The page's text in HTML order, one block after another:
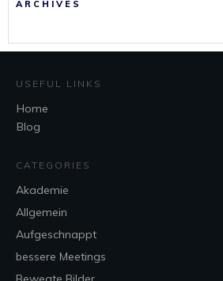
ARCHIVES
USEFUL LINKS
Home
Blog
CATEGORIES
Akademie
Allgemein
Aufgeschnappt
bessere Meetings